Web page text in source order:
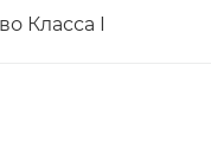
Класса I